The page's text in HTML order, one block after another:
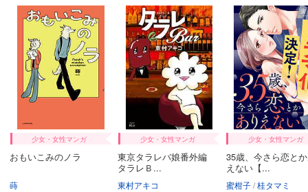
少女・女性マンガ
おもいこみのノラ
蒔
少女・女性マンガ
東京タラレバ娘番外編
タラレＢ...
東村アキコ
少女・女性マンガ
35歳、今さら恋と
えない【...
蜜柑子 桂タマミ